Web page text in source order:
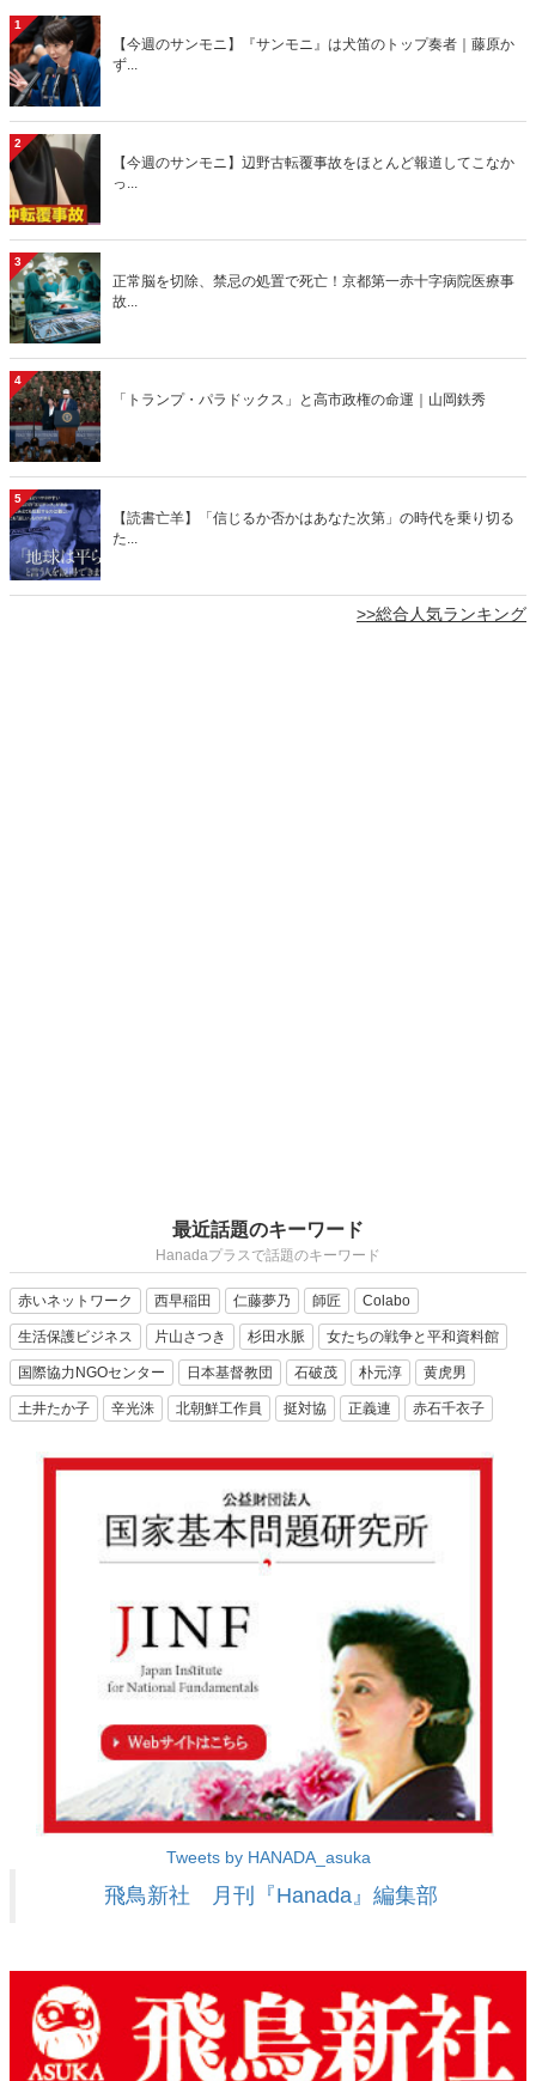
1
【今週のサンモニ】『サンモニ』は犬笛のトップ奏者｜藤原か
ず...
2
【今週のサンモニ】辺野古転覆事故をほとんど報道してこなか
っ...
3
正常脳を切除、禁忌の処置で死亡！京都第一赤十字病院医療事
故...
4
「トランプ・パラドックス」と高市政権の命運｜山岡鉄秀
5
【読書亡羊】「信じるか否かはあなた次第」の時代を乗り切る
た...
>>総合人気ランキング
最近話題のキーワード
Hanadaプラスで話題のキーワード
赤いネットワーク 西早稲田 仁藤夢乃 師匠 Colabo
生活保護ビジネス 片山さつき 杉田水脈 女たちの戦争と平和資料館
国際協力NGOセンター 日本基督教団 石破茂 朴元淳 黄虎男
土井たか子 辛光洙 北朝鮮工作員 挺対協 正義連 赤石千衣子
Tweets by HANADA_asuka
飛鳥新社 月刊『Hanada』編集部